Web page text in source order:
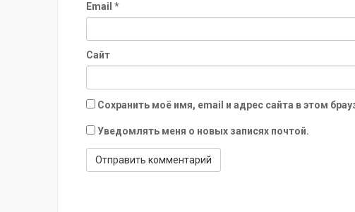
Email *
Сайт
Сохранить моё имя, email и адрес сайта в этом
Уведомлять меня о новых записях почтой.